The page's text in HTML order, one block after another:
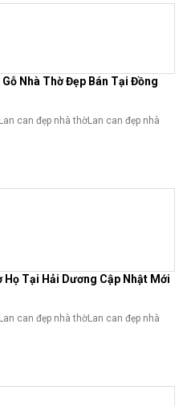
Nhà Thờ Đẹp Bán Tại Đồng
can đẹp nhà thờLan can đẹp nhà
Họ Tại Hải Dương Cập Nhật Mới
can đẹp nhà thờLan can đẹp nhà